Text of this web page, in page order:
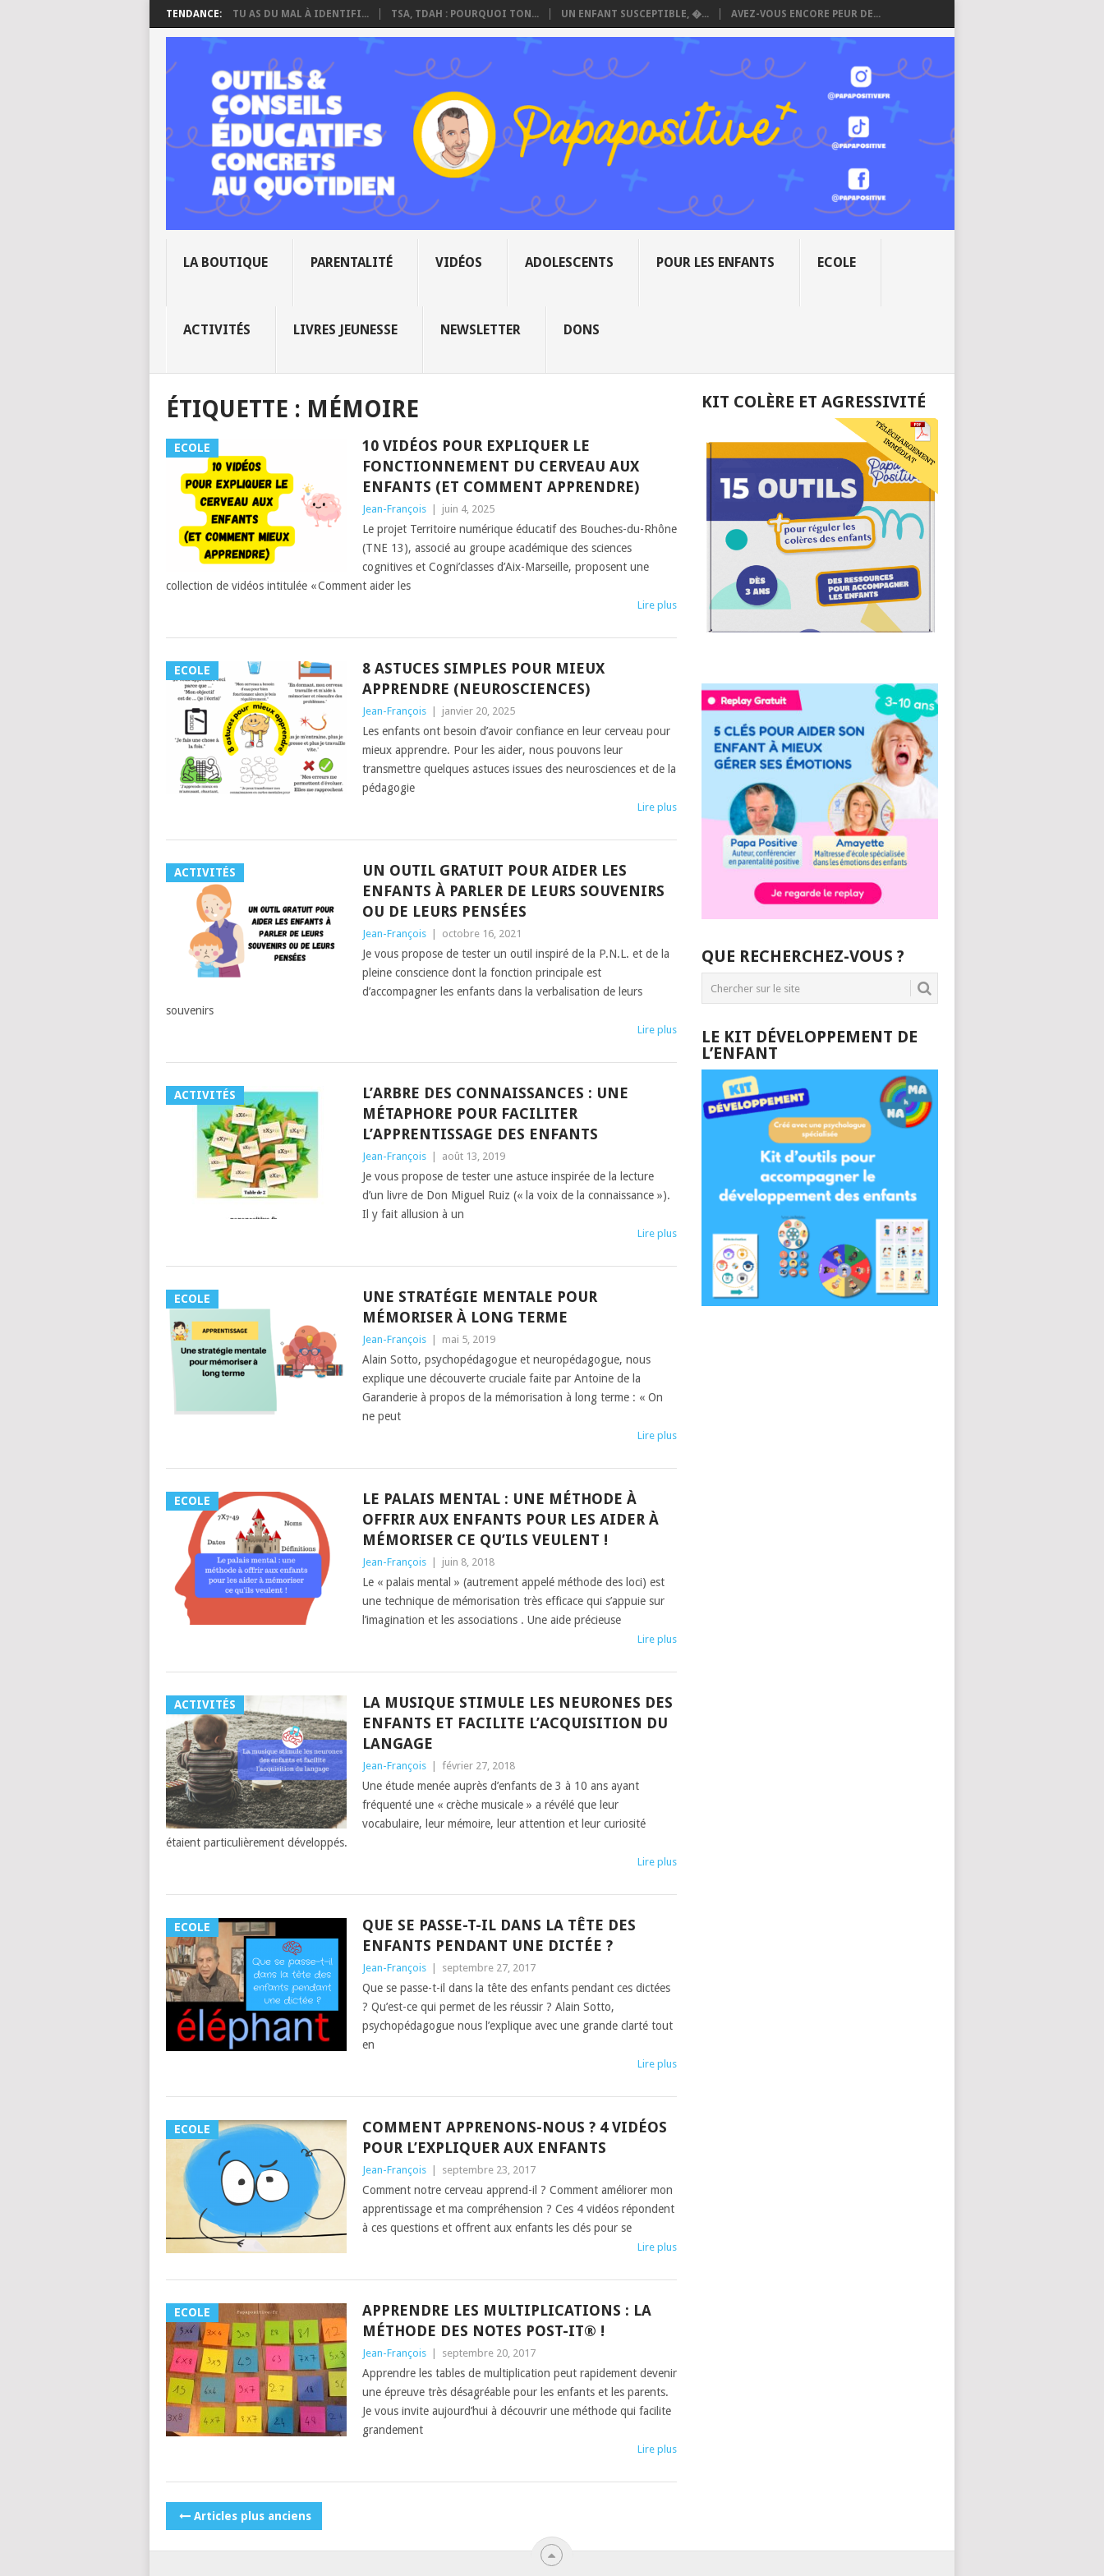
TENDANCE: TU AS DU MAL À IDENTIFI... TSA, TDAH : POURQUOI TON... UN ENFANT SUSCEPTIBLE, �... AVEZ-VOUS ENCORE PEUR DE...
LA BOUTIQUE PARENTALITÉ VIDÉOS ADOLESCENTS POUR LES ENFANTS ECOLE
ACTIVITÉS LIVRES JEUNESSE NEWSLETTER DONS
ÉTIQUETTE : MÉMOIRE
ECOLE
10 VIDÉOS POUR EXPLIQUER LE
FONCTIONNEMENT DU CERVEAU AUX
ENFANTS (ET COMMENT APPRENDRE)
Jean-François juin 4, 2025
Le projet Territoire numérique éducatif des Bouches-du-Rhône
(TNE 13), associé au groupe académique des sciences
cognitives et Cogni’classes d’Aix-Marseille, proposent une
collection de vidéos intitulée « Comment aider les
Lire plus
ECOLE
8 ASTUCES SIMPLES POUR MIEUX
APPRENDRE (NEUROSCIENCES)
Jean-François janvier 20, 2025
Les enfants ont besoin d’avoir confiance en leur cerveau pour
mieux apprendre. Pour les aider, nous pouvons leur
transmettre quelques astuces issues des neurosciences et de la
pédagogie
Lire plus
ACTIVITÉS
UN OUTIL GRATUIT POUR AIDER LES
ENFANTS À PARLER DE LEURS SOUVENIRS
OU DE LEURS PENSÉES
Jean-François octobre 16, 2021
Je vous propose de tester un outil inspiré de la P.N.L. et de la
pleine conscience dont la fonction principale est
d’accompagner les enfants dans la verbalisation de leurs
souvenirs
Lire plus
ACTIVITÉS
L’ARBRE DES CONNAISSANCES : UNE
MÉTAPHORE POUR FACILITER
L’APPRENTISSAGE DES ENFANTS
Jean-François août 13, 2019
Je vous propose de tester une astuce inspirée de la lecture
d’un livre de Don Miguel Ruiz (« la voix de la connaissance »).
Il y fait allusion à un
Lire plus
ECOLE
UNE STRATÉGIE MENTALE POUR
MÉMORISER À LONG TERME
Jean-François mai 5, 2019
Alain Sotto, psychopédagogue et neuropédagogue, nous
explique une découverte cruciale faite par Antoine de la
Garanderie à propos de la mémorisation à long terme : « On
ne peut
Lire plus
ECOLE
LE PALAIS MENTAL : UNE MÉTHODE À
OFFRIR AUX ENFANTS POUR LES AIDER À
MÉMORISER CE QU’ILS VEULENT !
Jean-François juin 8, 2018
Le « palais mental » (autrement appelé méthode des loci) est
une technique de mémorisation très efficace qui s’appuie sur
l’imagination et les associations . Une aide précieuse
Lire plus
ACTIVITÉS
LA MUSIQUE STIMULE LES NEURONES DES
ENFANTS ET FACILITE L’ACQUISITION DU
LANGAGE
Jean-François février 27, 2018
Une étude menée auprès d’enfants de 3 à 10 ans ayant
fréquenté une « crèche musicale » a révélé que leur
vocabulaire, leur mémoire, leur attention et leur curiosité
étaient particulièrement développés.
Lire plus
ECOLE
QUE SE PASSE-T-IL DANS LA TÊTE DES
ENFANTS PENDANT UNE DICTÉE ?
Jean-François septembre 27, 2017
Que se passe-t-il dans la tête des enfants pendant ces dictées
? Qu’est-ce qui permet de les réussir ? Alain Sotto,
psychopédagogue nous l’explique avec une grande clarté tout
en
Lire plus
ECOLE
COMMENT APPRENONS-NOUS ? 4 VIDÉOS
POUR L’EXPLIQUER AUX ENFANTS
Jean-François septembre 23, 2017
Comment notre cerveau apprend-il ? Comment améliorer mon
apprentissage et ma compréhension ? Ces 4 vidéos répondent
à ces questions et offrent aux enfants les clés pour se
Lire plus
ECOLE
APPRENDRE LES MULTIPLICATIONS : LA
MÉTHODE DES NOTES POST-IT® !
Jean-François septembre 20, 2017
Apprendre les tables de multiplication peut rapidement devenir
une épreuve très désagréable pour les enfants et les parents.
Je vous invite aujourd’hui à découvrir une méthode qui facilite
grandement
Lire plus
POSTS
Articles plus anciens
KIT COLÈRE ET AGRESSIVITÉ
QUE RECHERCHEZ-VOUS ?
LE KIT DÉVELOPPEMENT DE
L’ENFANT